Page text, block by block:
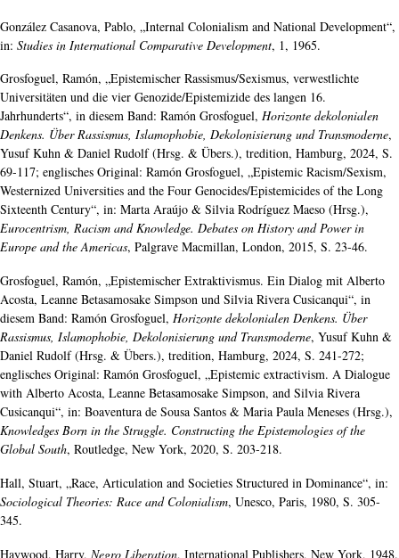
González Casanova, Pablo, „Internal Colonialism and National Development“,
in: Studies in International Comparative Development, 1, 1965.
Grosfoguel, Ramón, „Epistemischer Rassismus/Sexismus, verwestlichte
Universitäten und die vier Genozide/Epistemizide des langen 16.
Jahrhunderts“, in diesem Band: Ramón Grosfoguel, Horizonte dekolonialen
Denkens. Über Rassismus, Islamophobie, Dekolonisierung und Transmoderne,
Yusuf Kuhn & Daniel Rudolf (Hrsg. & Übers.), tredition, Hamburg, 2024, S.
69-117; englisches Original: Ramón Grosfoguel, „Epistemic Racism/Sexism,
Westernized Universities and the Four Genocides/Epistemicides of the Long
Sixteenth Century“, in: Marta Araújo & Silvia Rodríguez Maeso (Hrsg.),
Eurocentrism, Racism and Knowledge. Debates on History and Power in
Europe and the Americas, Palgrave Macmillan, London, 2015, S. 23-46.
Grosfoguel, Ramón, „Epistemischer Extraktivismus. Ein Dialog mit Alberto
Acosta, Leanne Betasamosake Simpson und Silvia Rivera Cusicanqui“, in
diesem Band: Ramón Grosfoguel, Horizonte dekolonialen Denkens. Über
Rassismus, Islamophobie, Dekolonisierung und Transmoderne, Yusuf Kuhn &
Daniel Rudolf (Hrsg. & Übers.), tredition, Hamburg, 2024, S. 241-272;
englisches Original: Ramón Grosfoguel, „Epistemic extractivism. A Dialogue
with Alberto Acosta, Leanne Betasamosake Simpson, and Silvia Rivera
Cusicanqui“, in: Boaventura de Sousa Santos & Maria Paula Meneses (Hrsg.),
Knowledges Born in the Struggle. Constructing the Epistemologies of the
Global South, Routledge, New York, 2020, S. 203-218.
Hall, Stuart, „Race, Articulation and Societies Structured in Dominance“, in:
Sociological Theories: Race and Colonialism, Unesco, Paris, 1980, S. 305-
345.
Haywood, Harry, Negro Liberation, International Publishers, New York, 1948.